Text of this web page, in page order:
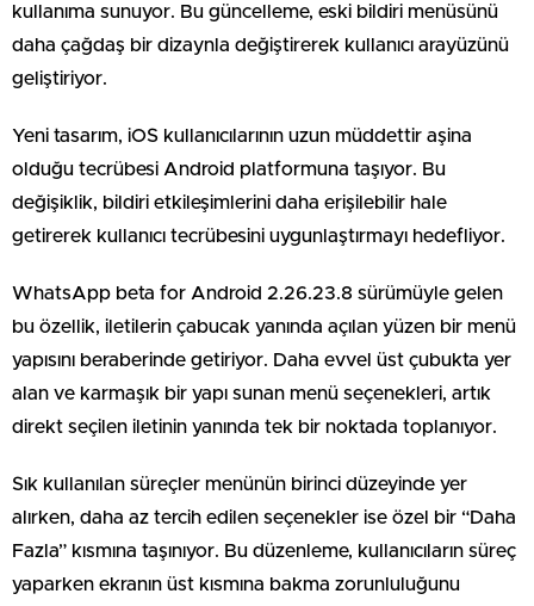
kullanıma sunuyor. Bu güncelleme, eski bildiri menüsünü
daha çağdaş bir dizaynla değiştirerek kullanıcı arayüzünü
geliştiriyor.
Yeni tasarım, iOS kullanıcılarının uzun müddettir aşina
olduğu tecrübesi Android platformuna taşıyor. Bu
değişiklik, bildiri etkileşimlerini daha erişilebilir hale
getirerek kullanıcı tecrübesini uygunlaştırmayı hedefliyor.
WhatsApp beta for Android 2.26.23.8 sürümüyle gelen
bu özellik, iletilerin çabucak yanında açılan yüzen bir menü
yapısını beraberinde getiriyor. Daha evvel üst çubukta yer
alan ve karmaşık bir yapı sunan menü seçenekleri, artık
direkt seçilen iletinin yanında tek bir noktada toplanıyor.
Sık kullanılan süreçler menünün birinci düzeyinde yer
alırken, daha az tercih edilen seçenekler ise özel bir “Daha
Fazla” kısmına taşınıyor. Bu düzenleme, kullanıcıların süreç
yaparken ekranın üst kısmına bakma zorunluluğunu